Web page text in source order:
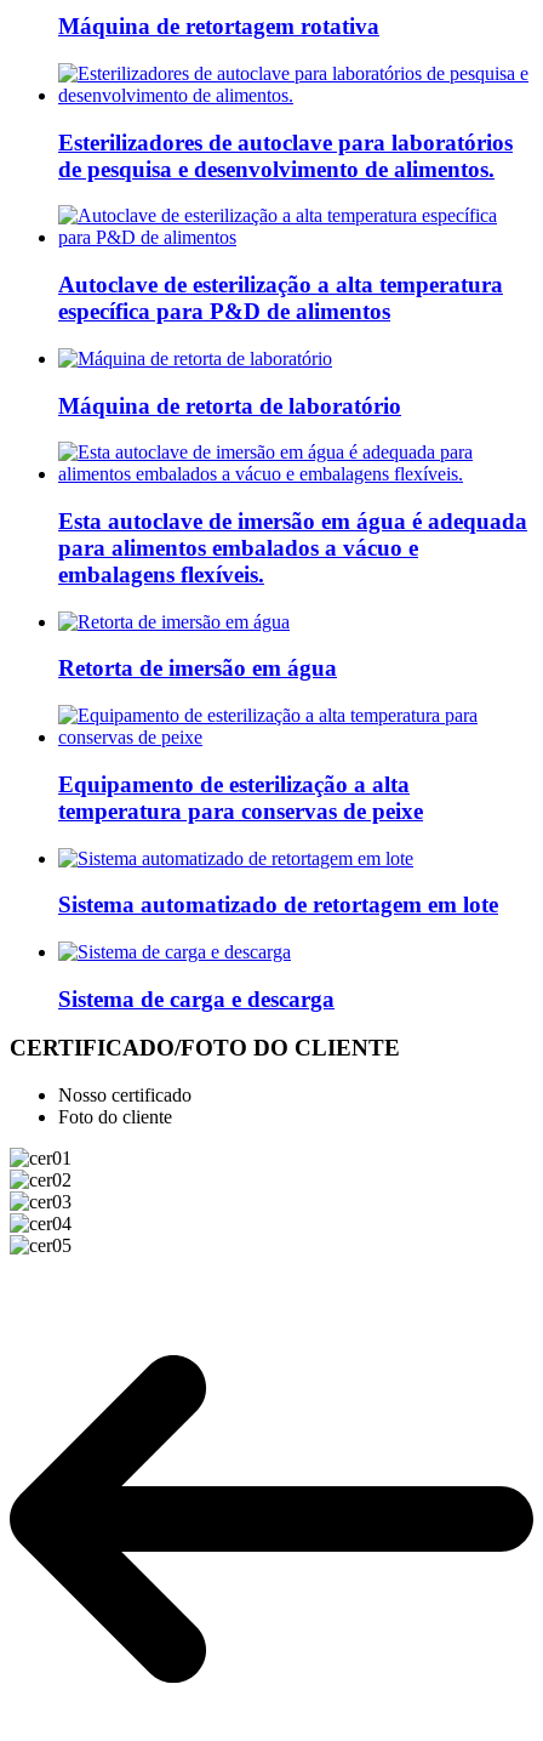
Máquina de retortagem rotativa
Esterilizadores de autoclave para laboratórios
de pesquisa e desenvolvimento de alimentos.
Autoclave de esterilização a alta temperatura
específica para P&D de alimentos
Máquina de retorta de laboratório
Esta autoclave de imersão em água é adequada
para alimentos embalados a vácuo e
embalagens flexíveis.
Retorta de imersão em água
Equipamento de esterilização a alta
temperatura para conservas de peixe
Sistema automatizado de retortagem em lote
Sistema de carga e descarga
CERTIFICADO/FOTO DO CLIENTE
Nosso certificado
Foto do cliente